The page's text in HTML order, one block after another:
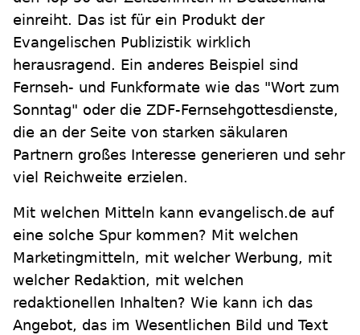
einreiht. Das ist für ein Produkt der
Evangelischen Publizistik wirklich
herausragend. Ein anderes Beispiel sind
Fernseh- und Funkformate wie das "Wort zum
Sonntag" oder die ZDF-Fernsehgottesdienste,
die an der Seite von starken säkularen
Partnern großes Interesse generieren und sehr
viel Reichweite erzielen.
Mit welchen Mitteln kann evangelisch.de auf
eine solche Spur kommen? Mit welchen
Marketingmitteln, mit welcher Werbung, mit
welcher Redaktion, mit welchen
redaktionellen Inhalten? Wie kann ich das
Angebot, das im Wesentlichen Bild und Text